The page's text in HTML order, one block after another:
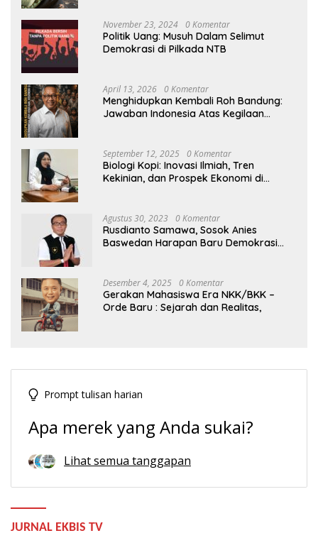
November 23, 2024 0 Komentar
Politik Uang: Musuh Dalam Selimut
Demokrasi di Pilkada NTB
April 13, 2026 0 Komentar
Menghidupkan Kembali Roh Bandung:
Jawaban Indonesia Atas Kegilaan
September 12, 2025 0 Komentar
Biologi Kopi: Inovasi Ilmiah, Tren
Kekinian, dan Prospek Ekonomi di
Agustus 30, 2023 0 Komentar
Rusdianto Samawa, Sosok Anies
Baswedan Harapan Baru Demokrasi
Desember 4, 2025 0 Komentar
Gerakan Mahasiswa Era NKK/BKK –
Orde Baru : Sejarah dan Realitas,
Prompt tulisan harian
Apa merek yang Anda sukai?
Lihat semua tanggapan
JURNAL EKBIS TV